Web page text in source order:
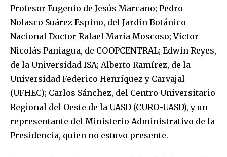
Profesor Eugenio de Jesús Marcano; Pedro
Nolasco Suárez Espino, del Jardín Botánico
Nacional Doctor Rafael María Moscoso; Víctor
Nicolás Paniagua, de COOPCENTRAL; Edwin Reyes,
de la Universidad ISA; Alberto Ramírez, de la
Universidad Federico Henríquez y Carvajal
(UFHEC); Carlos Sánchez, del Centro Universitario
Regional del Oeste de la UASD (CURO-UASD), y un
representante del Ministerio Administrativo de la
Presidencia, quien no estuvo presente.